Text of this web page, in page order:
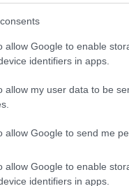
allow Google to enable
identifiers in apps.
allow my user data to be
allow Google to send me
allow Google to enable
identifiers in apps.
και του
ερχόμενης
και τον
τόνους της
δίνοντας με αυτό
όσα πρόκειται να
της
και οι
να